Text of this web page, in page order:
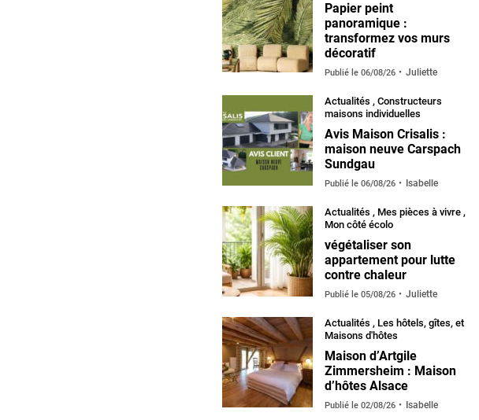
Papier peint
panoramique :
transformez vos murs
décoratif
Publié le 06/08/26 Juliette
Actualités , Constructeurs
maisons individuelles
Avis Maison Crisalis :
maison neuve Carspach
Sundgau
Publié le 06/08/26 Isabelle
Actualités , Mes pièces à vivre ,
Mon côté écolo
végétaliser son
appartement pour lutte
contre chaleur
Publié le 05/08/26 Juliette
Actualités , Les hôtels, gîtes, et
Maisons d'hôtes
Maison d’Artgile
Zimmersheim : Maison
d’hôtes Alsace
Publié le 02/08/26 Isabelle